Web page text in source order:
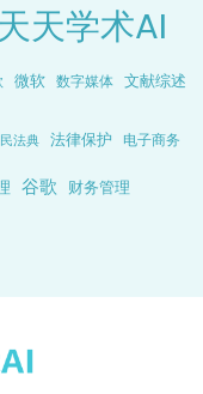
天天学术AI
微软 数字媒体 文献综述
民法典 法律保护 电子商务
谷歌 财务管理